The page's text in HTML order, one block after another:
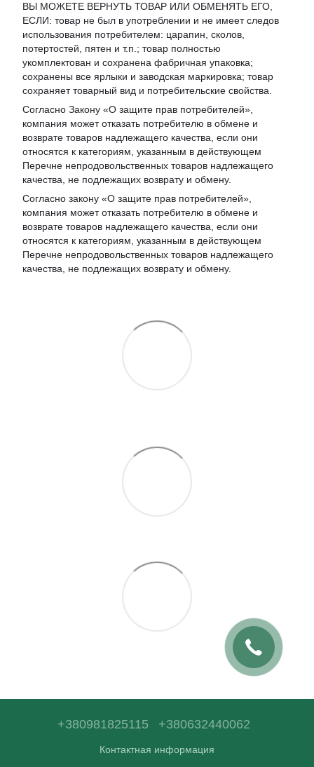
ВЫ МОЖЕТЕ ВЕРНУТЬ ТОВАР ИЛИ ОБМЕНЯТЬ ЕГО,
ЕСЛИ: товар не был в употреблении и не имеет следов
использования потребителем: царапин, сколов,
потертостей, пятен и т.п.; товар полностью
укомплектован и сохранена фабричная упаковка;
сохранены все ярлыки и заводская маркировка; товар
сохраняет товарный вид и потребительские свойства.
Согласно Закону «О защите прав потребителей»,
компания может отказать потребителю в обмене и
возврате товаров надлежащего качества, если они
относятся к категориям, указанным в действующем
Перечне непродовольственных товаров надлежащего
качества, не подлежащих возврату и обмену.
Согласно закону «О защите прав потребителей»,
компания может отказать потребителю в обмене и
возврате товаров надлежащего качества, если они
относятся к категориям, указанным в действующем
Перечне непродовольственных товаров надлежащего
качества, не подлежащих возврату и обмену.
+380981825115 +380632440062
Контактная информация